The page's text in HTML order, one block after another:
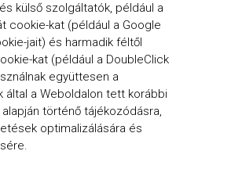
külső szolgáltatók, például a
cookie-kat (például a Google
jait) és harmadik féltől
kat (például a DoubleClick
együttesen a
által a Weboldalon tett korábbi
történő tájékozódásra,
optimalizálására és